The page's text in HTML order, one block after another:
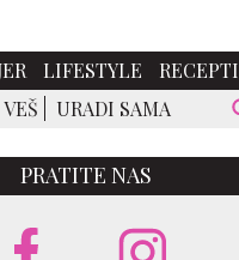
LIFESTYLE
RECEPTI
URADI SAMA
PRATITE NAS